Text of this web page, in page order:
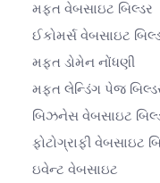
મફત વેબસાઇટ બિલ્ડર
ઈકોમર્સ વેબસાઇટ
મફત ડોમેન નોંધણી
મફત લેન્ડિંગ પેજ
બિઝનેસ વેબસાઇટ
ફોટોગ્રાફી વેબસાઇટ
ઇવેન્ટ વેબસાઇટ